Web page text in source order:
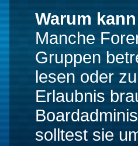
Warum
Manche
Gruppen
lesen oder
Erlaubnis
solltest sie